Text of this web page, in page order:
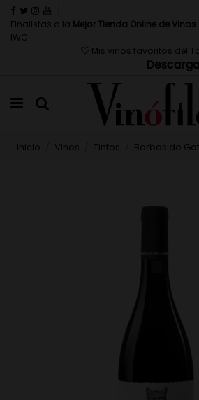
Finalistas a la Mejor Tienda Online de
IWC
Mis vinos favoritos del
Inicio Vinos Tintos Barbas de